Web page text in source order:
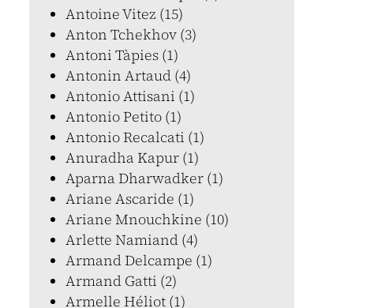
Antoine Vitez (15)
Anton Tchekhov (3)
Antoni Tàpies (1)
Antonin Artaud (4)
Antonio Attisani (1)
Antonio Petito (1)
Antonio Recalcati (1)
Anuradha Kapur (1)
Aparna Dharwadker (1)
Ariane Ascaride (1)
Ariane Mnouchkine (10)
Arlette Namiand (4)
Armand Delcampe (1)
Armand Gatti (2)
Armelle Héliot (1)